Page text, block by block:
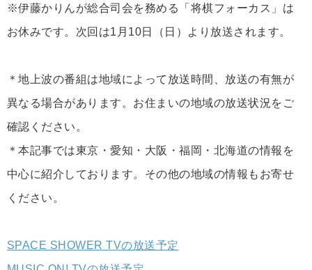
※伊藤かりんが総合司会を務める「将棋フォーカス」は
お休みです。次回は1月10日（日）より放送されます。
＊地上波の番組は地域によって放送時間、放送の有無が
異なる場合があります。お住まいの地域の放送状況をご
確認ください。
＊本記事では東京・愛知・大阪・福岡・北海道の情報を
中心に紹介しております。その他の地域の情報もお寄せ
ください。
SPACE SHOWER TVの放送予定